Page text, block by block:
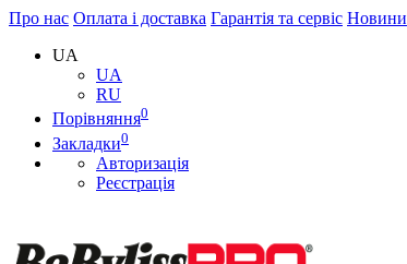
Про нас Оплата і доставка Гарантія та сервіс Новини
UA
UA
RU
Порівняння0
Закладки0
Авторизація
Реєстрація